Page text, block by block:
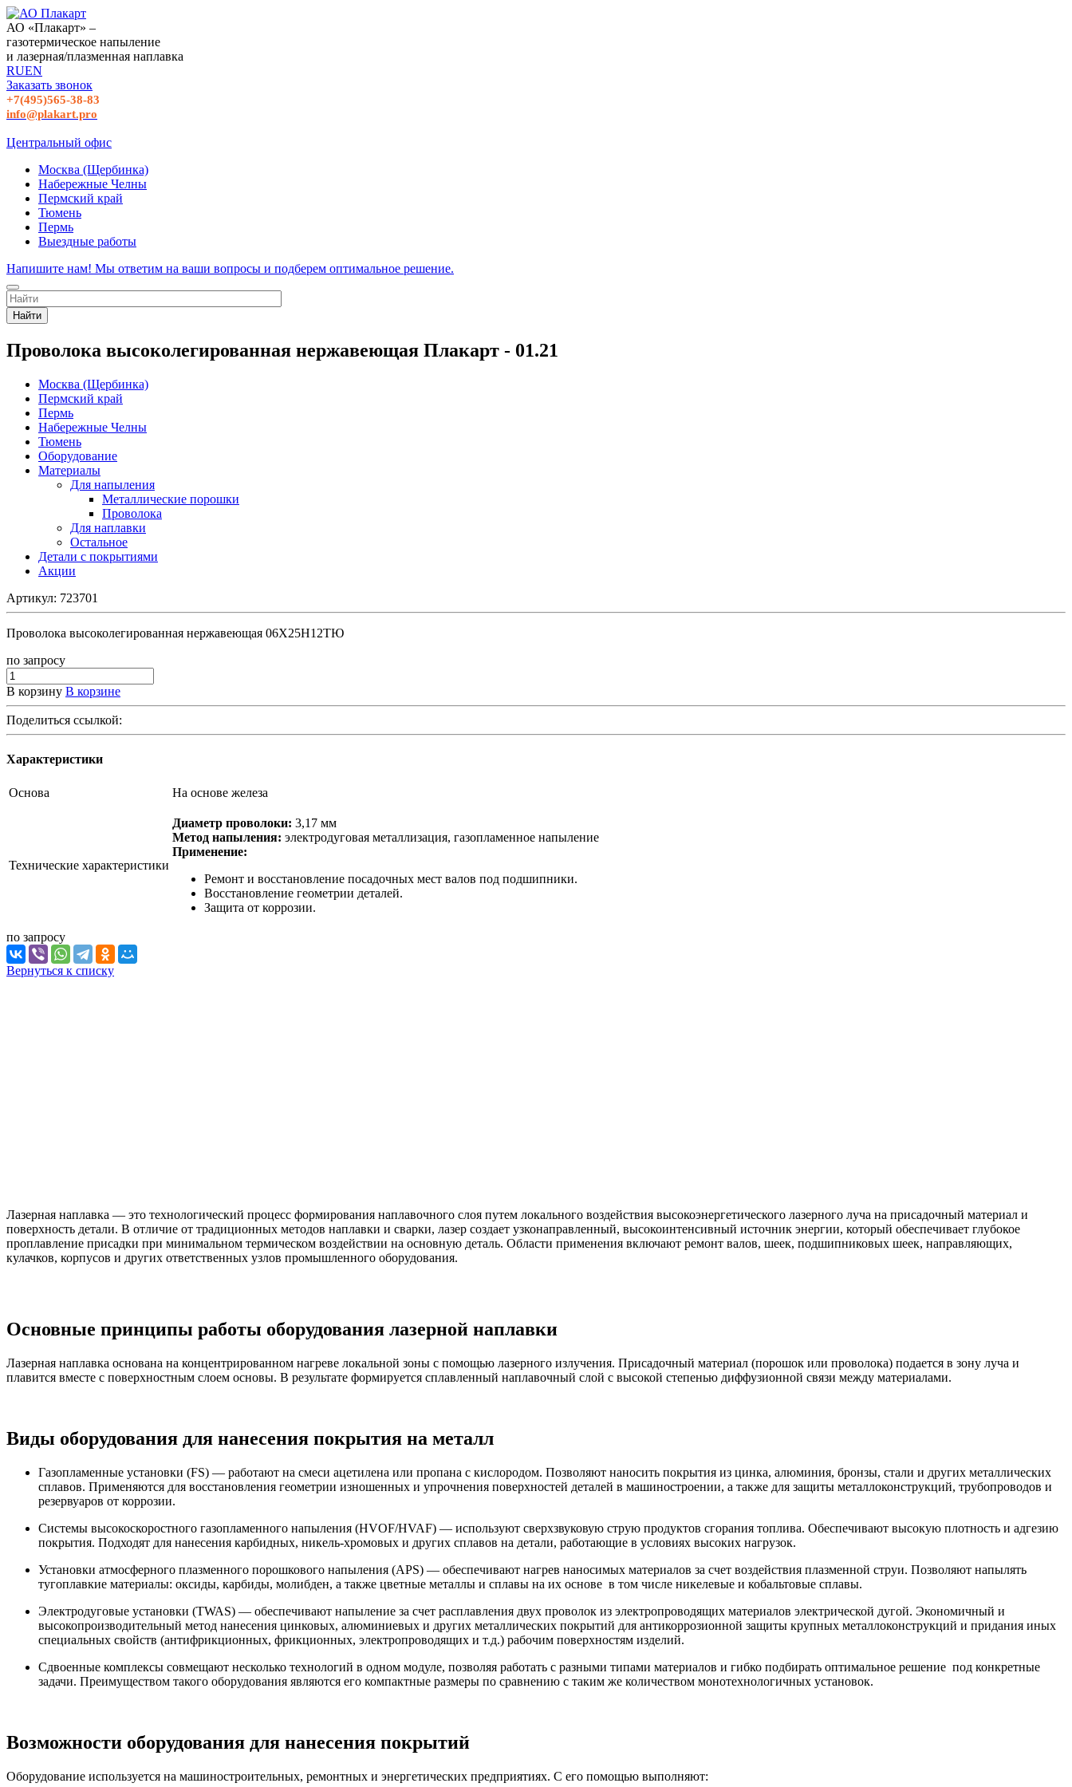
АО «Плакарт» –
газотермическое напыление
и лазерная/плазменная наплавка
RUEN
Заказать звонок
+7(495)565-38-83
info@plakart.pro
Центральный офис
Москва (Щербинка)
Набережные Челны
Пермский край
Тюмень
Пермь
Выездные работы
Напишите нам! Мы ответим на ваши вопросы и подберем оптимальное решение.
Найти
Проволока высоколегированная нержавеющая Плакарт - 01.21
Москва (Щербинка)
Пермский край
Пермь
Набережные Челны
Тюмень
Оборудование
Материалы
Для напыления
Металлические порошки
Проволока
Для наплавки
Остальное
Детали с покрытиями
Акции
Артикул: 723701
Проволока высоколегированная нержавеющая 06Х25Н12ТЮ
по запросу
В корзину В корзине
Поделиться ссылкой:
Характеристики
Основа На основе железа
Технические характеристики
Диаметр проволоки: 3,17 мм
Метод напыления: электродуговая металлизация, газопламенное напыление
Применение:
Ремонт и восстановление посадочных мест валов под подшипники.
Восстановление геометрии деталей.
Защита от коррозии.
по запросу
Вернуться к списку
Лазерная наплавка — это технологический процесс формирования наплавочного слоя путем локального воздействия высокоэнергетического лазерного луча на присадочный материал и
поверхность детали. В отличие от традиционных методов наплавки и сварки, лазер создает узконаправленный, высокоинтенсивный источник энергии, который обеспечивает глубокое
проплавление присадки при минимальном термическом воздействии на основную деталь. Области применения включают ремонт валов, шеек, подшипниковых шеек, направляющих,
кулачков, корпусов и других ответственных узлов промышленного оборудования.
Основные принципы работы оборудования лазерной наплавки
Лазерная наплавка основана на концентрированном нагреве локальной зоны с помощью лазерного излучения. Присадочный материал (порошок или проволока) подается в зону луча и
плавится вместе с поверхностным слоем основы. В результате формируется сплавленный наплавочный слой с высокой степенью диффузионной связи между материалами.
Виды оборудования для нанесения покрытия на металл
Газопламенные установки (FS) — работают на смеси ацетилена или пропана с кислородом. Позволяют наносить покрытия из цинка, алюминия, бронзы, стали и других металлических
сплавов. Применяются для восстановления геометрии изношенных и упрочнения поверхностей деталей в машиностроении, а также для защиты металлоконструкций, трубопроводов и
резервуаров от коррозии.
Системы высокоскоростного газопламенного напыления (HVOF/HVAF) — используют сверхзвуковую струю продуктов сгорания топлива. Обеспечивают высокую плотность и адгезию
покрытия. Подходят для нанесения карбидных, никель-хромовых и других сплавов на детали, работающие в условиях высоких нагрузок.
Установки атмосферного плазменного порошкового напыления (APS) — обеспечивают нагрев наносимых материалов за счет воздействия плазменной струи. Позволяют напылять
тугоплавкие материалы: оксиды, карбиды, молибден, а также цветные металлы и сплавы на их основе в том числе никелевые и кобальтовые сплавы.
Электродуговые установки (TWAS) — обеспечивают напыление за счет расплавления двух проволок из электропроводящих материалов электрической дугой. Экономичный и
высокопроизводительный метод нанесения цинковых, алюминиевых и других металлических покрытий для антикоррозионной защиты крупных металлоконструкций и придания иных
специальных свойств (антифрикционных, фрикционных, электропроводящих и т.д.) рабочим поверхностям изделий.
Сдвоенные комплексы совмещают несколько технологий в одном модуле, позволяя работать с разными типами материалов и гибко подбирать оптимальное решение под конкретные
задачи. Преимуществом такого оборудования являются его компактные размеры по сравнению с таким же количеством монотехнологичных установок.
Возможности оборудования для нанесения покрытий
Оборудование используется на машиностроительных, ремонтных и энергетических предприятиях. С его помощью выполняют: